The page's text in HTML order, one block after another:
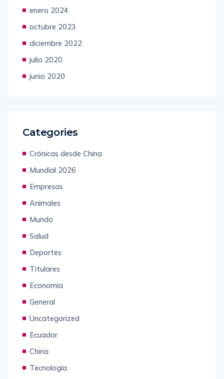
enero 2024
octubre 2023
diciembre 2022
julio 2020
junio 2020
Categories
Crónicas desde China
Mundial 2026
Empresas
Animales
Mundo
Salud
Deportes
Titulares
Economía
General
Uncategorized
Ecuador
China
Tecnología